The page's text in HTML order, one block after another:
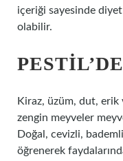
içeriği sayesinde
olabilir.
Kiraz, üzüm, dut, erik
zengin meyveler
Doğal, cevizli,
öğrenerek